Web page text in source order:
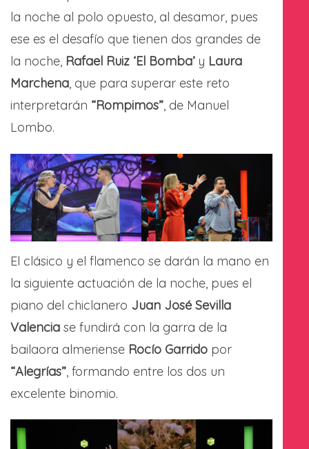
la noche al polo opuesto, al desamor, pues
ese es el desafío que tienen dos grandes de
la noche, Rafael Ruiz ‘El Bomba’y Laura
Marchena, que para superar este reto
interpretarán “Rompimos”, de Manuel
Lombo.
El clásico y el flamenco se darán la mano en
la siguiente actuación de la noche, pues el
piano del chiclanero Juan José Sevilla
Valencia se fundirá con la garra de la
bailaora almeriense Rocío Garrido por
“Alegrías” , formando entre los dos un
excelente binomio.